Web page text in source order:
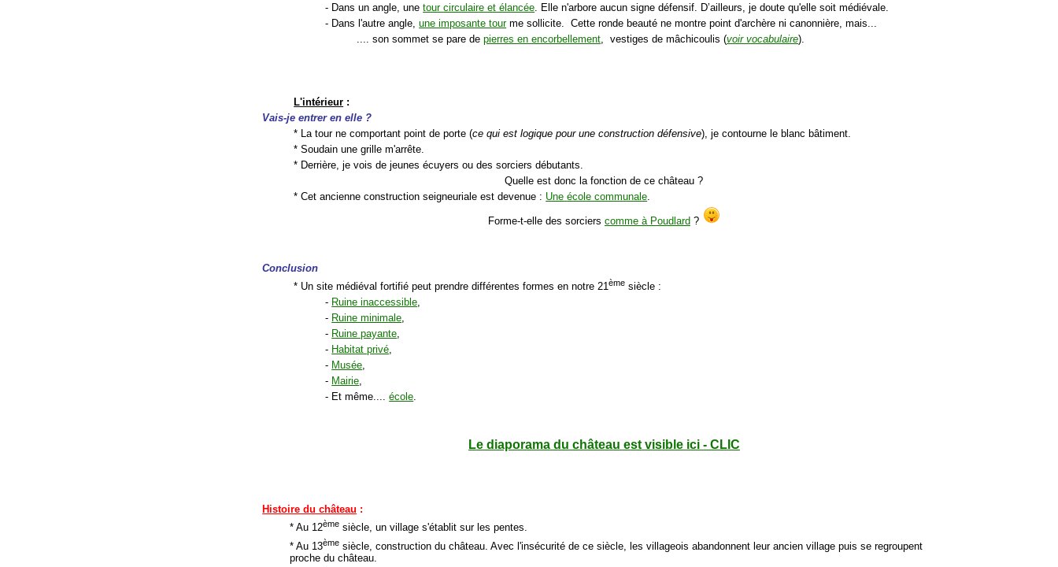
- Dans un angle, unetour circulaire et élancée . Elle n'arbore aucun signe défensif. D’ailleurs, je doute qu'elle soit médiévale.
- Dans l'autre angle,une imposante tourme sollicite. Cette ronde beauté ne montre point d'archère ni canonnière, mais...
.... son sommet se pare depierres en encorbellement , vestiges de mâchicoulis (voir vocabulaire).
L'intérieur :
Vais-je entrer en elle ?
* La tour ne comportant point de porte (ce qui est logique pour une construction défensive), je contourne le blanc bâtiment.
* Soudain une grille m'arrête.
* Derrière, je vois de jeunes écuyers ou des sorciers débutants.
Quelle est donc la fonction de ce château ?
* Cet ancienne construction seigneuriale est devenue : Une école communale
Forme-t-elle des sorciers comme à Poudlard ?
Conclusion
* Un site médiéval fortifié peut prendre différentes formes en notre 21ème siècle :
- Ruine inaccessible,
- Ruine minimale,
- Ruine payante,
- Habitat privé,
- Musée,
- Mairie,
- Et même....école.
Le diaporama du château est visible ici - CLIC
Histoire du château :
* Au 12ème siècle, un village s'établit sur les pentes.
* Au 13ème siècle, construction du château. Avec l'insécurité de ce siècle, les villageois abandonnent leur ancien village puis se regroupent
proche du château.